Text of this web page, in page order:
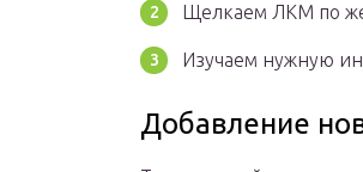
Щелкаем ЛКМ по
Изучаем нужную
Добавление